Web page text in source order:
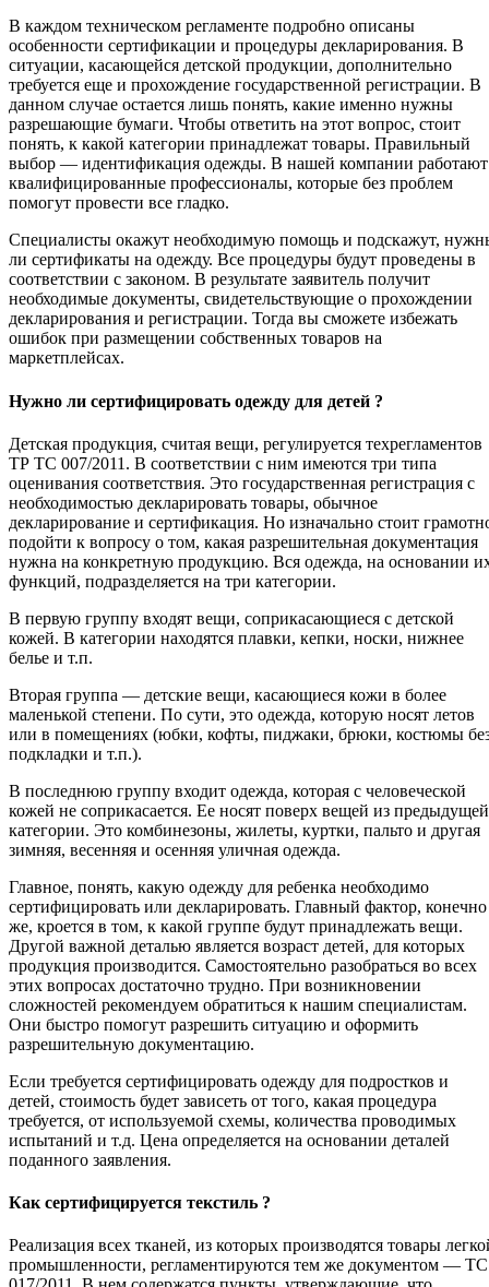
В каждом техническом регламенте подробно описаны
особенности сертификации и процедуры декларирования. В
ситуации, касающейся детской продукции, дополнительно
требуется еще и прохождение государственной регистрации. В
данном случае остается лишь понять, какие именно нужны
разрешающие бумаги. Чтобы ответить на этот вопрос, стоит
понять, к какой категории принадлежат товары. Правильный
выбор — идентификация одежды. В нашей компании работают
квалифицированные профессионалы, которые без проблем
помогут провести все гладко.
Специалисты окажут необходимую помощь и подскажут,
ли сертификаты на одежду. Все процедуры будут проведены в
соответствии с законом. В результате заявитель получит
необходимые документы, свидетельствующие о прохождении
декларирования и регистрации. Тогда вы сможете избежать
ошибок при размещении собственных товаров на
маркетплейсах.
Нужно ли сертифицировать одежду для детей ?
Детская продукция, считая вещи, регулируется техрегламентов
ТР ТС 007/2011. В соответствии с ним имеются три типа
оценивания соответствия. Это государственная регистрация с
необходимостью декларировать товары, обычное
декларирование и сертификация. Но изначально стоит
подойти к вопросу о том, какая разрешительная документация
нужна на конкретную продукцию. Вся одежда, на основании
функций, подразделяется на три категории.
В первую группу входят вещи, соприкасающиеся с детской
кожей. В категории находятся плавки, кепки, носки, нижнее
белье и т.п.
Вторая группа — детские вещи, касающиеся кожи в более
маленькой степени. По сути, это одежда, которую носят летов
или в помещениях (юбки, кофты, пиджаки, брюки, костюмы
подкладки и т.п.).
В последнюю группу входит одежда, которая с человеческой
кожей не соприкасается. Ее носят поверх вещей из предыдущей
категории. Это комбинезоны, жилеты, куртки, пальто и другая
зимняя, весенняя и осенняя уличная одежда.
Главное, понять, какую одежду для ребенка необходимо
сертифицировать или декларировать. Главный фактор, конечно
же, кроется в том, к какой группе будут принадлежать вещи.
Другой важной деталью является возраст детей, для которых
продукция производится. Самостоятельно разобраться во всех
этих вопросах достаточно трудно. При возникновении
сложностей рекомендуем обратиться к нашим специалистам.
Они быстро помогут разрешить ситуацию и оформить
разрешительную документацию.
Если требуется сертифицировать одежду для подростков и
детей, стоимость будет зависеть от того, какая процедура
требуется, от используемой схемы, количества проводимых
испытаний и т.д. Цена определяется на основании деталей
поданного заявления.
Как сертифицируется текстиль ?
Реализация всех тканей, из которых производятся товары
промышленности, регламентируются тем же документом — ТС